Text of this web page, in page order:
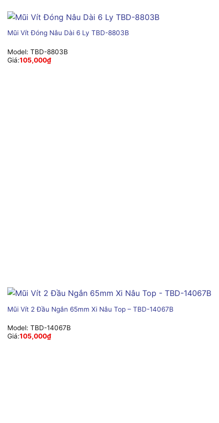
Mũi Vít Đóng Nâu Dài 6 Ly TBD-8803B
Model: TBD-8803B
Giá:105,000₫
Mũi Vít 2 Đầu Ngắn 65mm Xi Nâu Top – TBD-14067B
Model: TBD-14067B
Giá:105,000₫